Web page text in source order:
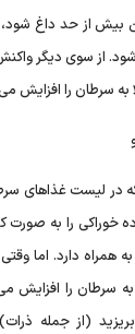
بیش از حد داغ شود،
از سوی دیگر
به سرطان را افزایش
در لیست غذا‌های
خوراکی را به صورت
همراه دارد. اما
سرطان را افزایش
(از جمله